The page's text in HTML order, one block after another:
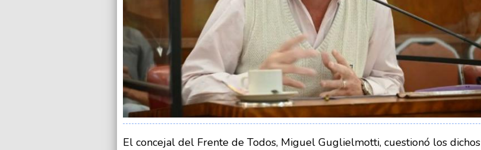
El concejal del Frente de Todos, Miguel Guglielmotti, cuestionó los dichos